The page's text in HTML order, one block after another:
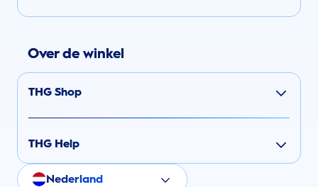
Over de winkel
THG Shop
THG Help
Nederland